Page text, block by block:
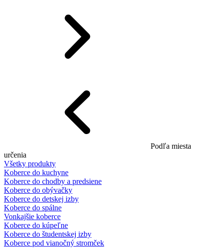
Podľa miesta
určenia
Všetky produkty
Koberce do kuchyne
Koberce do chodby a predsiene
Koberce do obývačky
Koberce do detskej izby
Koberce do spálne
Vonkajšie koberce
Koberce do kúpeľne
Koberce do študentskej izby
Koberce pod vianočný stromček